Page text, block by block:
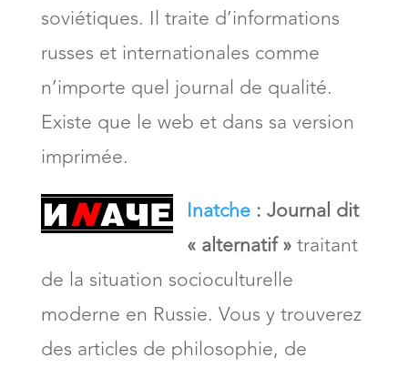
soviétiques. Il traite d’informations
russes et internationales comme
n’importe quel journal de qualité.
Existe que le web et dans sa version
imprimée.
Inatche: Journal dit
« alternatif »traitant
de la situation socioculturelle
moderne en Russie. Vous y trouverez
des articles de philosophie, de